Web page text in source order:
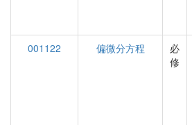
001122
偏微分方程
必
修